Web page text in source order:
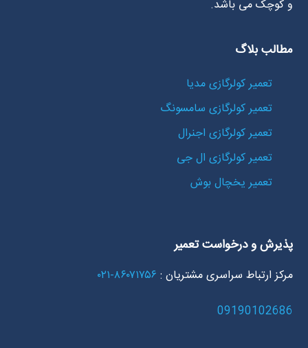
و کوچک می باشد.
مطالب بلاگ
تعمیر کولرگازی مدیا
تعمیر کولرگازی سامسونگ
تعمیر کولرگازی اجنرال
تعمیر کولرگازی ال جی
تعمیر یخچال بوش
پذیرش و درخواست تعمیر
مرکز ارتباط سراسری مشتریان : ۸۶۰۷۱۷۵۶-۰۲۱
09190102686